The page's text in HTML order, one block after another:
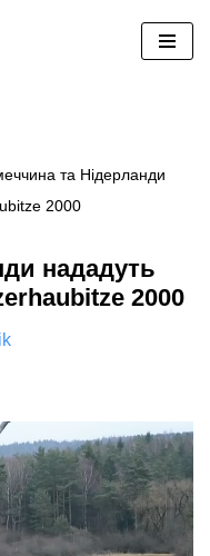
та Нідерланди
2000
нададуть
2000